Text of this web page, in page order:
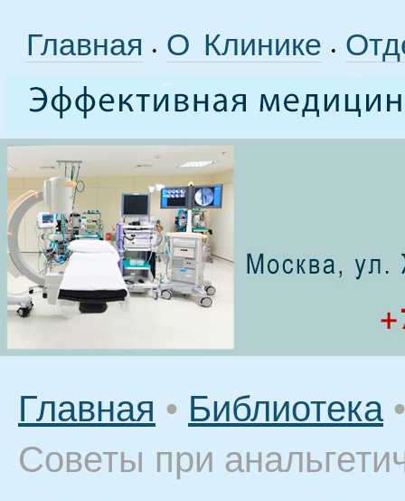
Главная • О Клинике •
Главная • Библиотека •
Советы при